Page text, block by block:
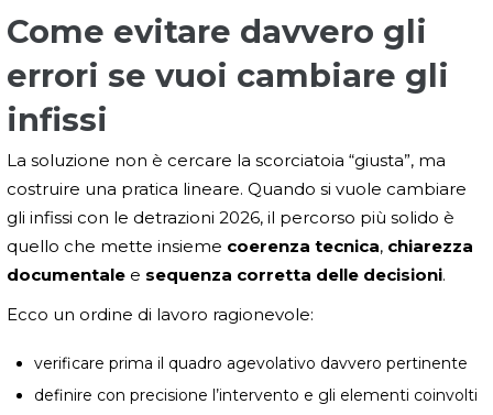
Come evitare davvero gli
errori se vuoi cambiare gli
infissi
La soluzione non è cercare la scorciatoia “giusta”, ma
costruire una pratica lineare. Quando si vuole cambiare
gli infissi con le detrazioni 2026, il percorso più solido è
quello che mette insieme coerenza tecnica, chiarezza
documentale e sequenza corretta delle decisioni.
Ecco un ordine di lavoro ragionevole:
verificare prima il quadro agevolativo davvero pertinente
definire con precisione l’intervento e gli elementi coinvolti